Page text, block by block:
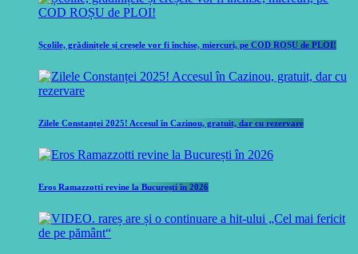
Școlile, grădinițele și creșele vor fi închise, miercuri, pe COD ROȘU de PLOI!
Zilele Constanței 2025! Accesul în Cazinou, gratuit, dar cu rezervare
Eros Ramazzotti revine la București în 2026